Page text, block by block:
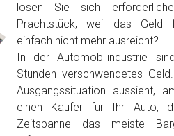
lösen Sie sich
Prachtstück, weil das Geld
einfach nicht mehr ausreicht?
In der Automobilindustrie
Stunden verschwendetes
Ausgangssituation aussieht,
einen Käufer für Ihr Auto,
Zeitspanne das meiste